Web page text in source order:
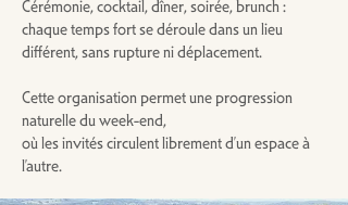
Cérémonie, cocktail, dîner, soirée, brunch :
chaque temps fort se déroule dans un lieu
différent, sans rupture ni déplacement.
Cette organisation permet une progression
naturelle du week-end,
où les invités circulent librement d’un espace à
l’autre.